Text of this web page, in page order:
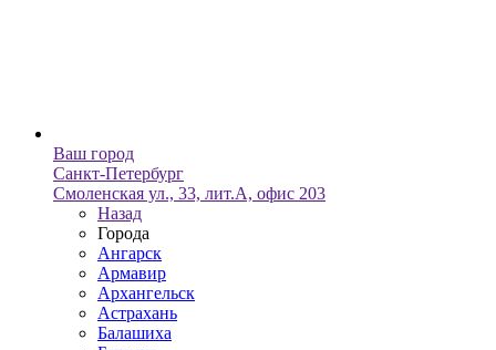
Ваш город
Санкт-Петербург
Смоленская ул., 33, лит.А, офис 203
Назад
Города
Ангарск
Армавир
Архангельск
Астрахань
Балашиха